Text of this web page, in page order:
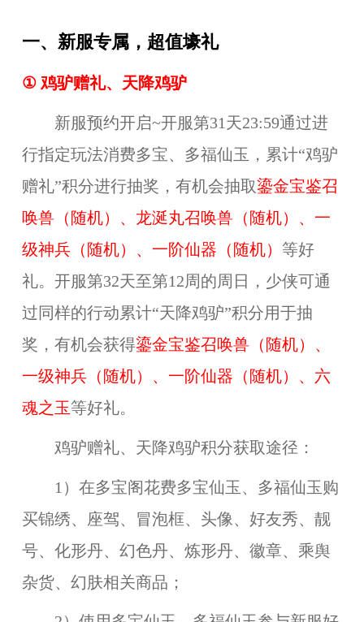
一、新服专属，超值壕礼
① 鸡驴赠礼、天降鸡驴
新服预约开启~开服第31天23:59通过进
行指定玩法消费多宝、多福仙玉，累计“鸡驴
赠礼”积分进行抽奖，有机会抽取鎏金宝鉴召
唤兽（随机）、龙涎丸召唤兽（随机）、一
级神兵（随机）、一阶仙器（随机） 等好
礼。开服第32天至第12周的周日，少侠可通
过同样的行动累计“天降鸡驴”积分用于抽
奖，有机会获得鎏金宝鉴召唤兽（随机）、
一级神兵（随机）、一阶仙器（随机）、六
魂之玉等好礼。
鸡驴赠礼、天降鸡驴积分获取途径：
1）在多宝阁花费多宝仙玉、多福仙玉购
买锦绣、座驾、冒泡框、头像、好友秀、靓
号、化形丹、幻色丹、炼形丹、徽章、乘舆
杂货、幻肤相关商品；